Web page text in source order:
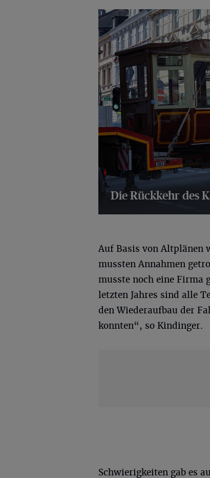
Die Rückkehr des
Auf Basis von Altplänen
mussten Annahmen
musste noch eine Firma
letzten Jahres sind alle
den Wiederaufbau der
konnten“, so Kindinger.
Schwierigkeiten gab es